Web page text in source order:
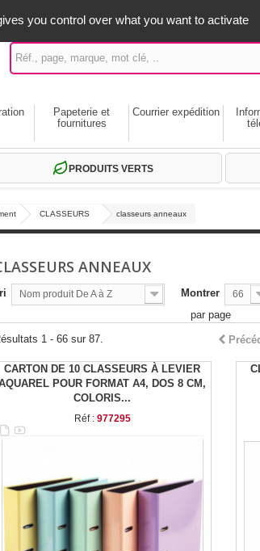
Papeterie et
fournitures
Courrier expédition
PRODUITS VERTS
CLASSEURS classeurs anneaux
ANNEAUX
Nom produit De A à Z Montrer 66
par page
1 - 66 sur 87.
CARTON DE 10 CLASSEURS À LEVIER
POUR FORMAT A4, DOS 8 CM,
COLORIS...
Réf : 977295
you control over what you want to activate